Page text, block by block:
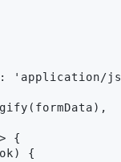
'application/
{
{